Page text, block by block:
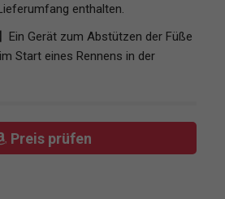
enthalten.
Ein Gerät zum Abstützen der Füße
Start eines Rennens in der
Preis prüfen